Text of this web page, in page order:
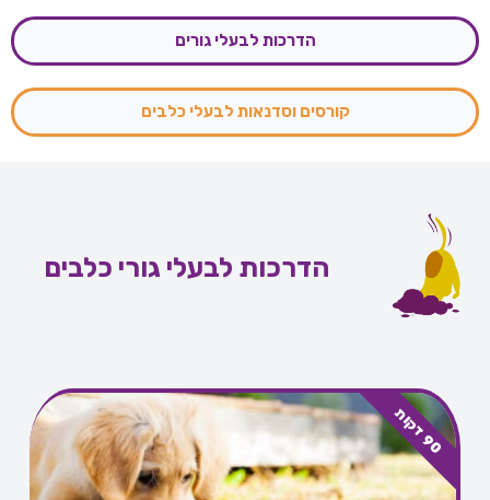
הדרכות לבעלי גורים
קורסים וסדנאות לבעלי כלבים
הדרכות לבעלי גורי כלבים
9
0
ד
ק
ו
ת